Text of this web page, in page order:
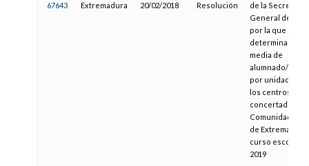
67643 Extremadura 20/02/2018 Resolución
de la Secretaría
General de
por la que se
determina la
media de
alumnado/
por unidad
los centros
concertados de
Comunidad
de Extremadura
curso escolar
2019